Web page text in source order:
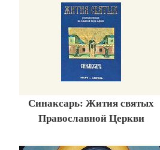
Синаксарь: Жития святых
Православной Церкви